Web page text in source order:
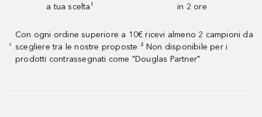
a tua scelta¹
in 2 ore
¹
Con ogni ordine superiore a 10€ ricevi almeno 2 campioni da
scegliere tra le nostre proposte ² Non disponibile per i
prodotti contrassegnati come "Douglas Partner"